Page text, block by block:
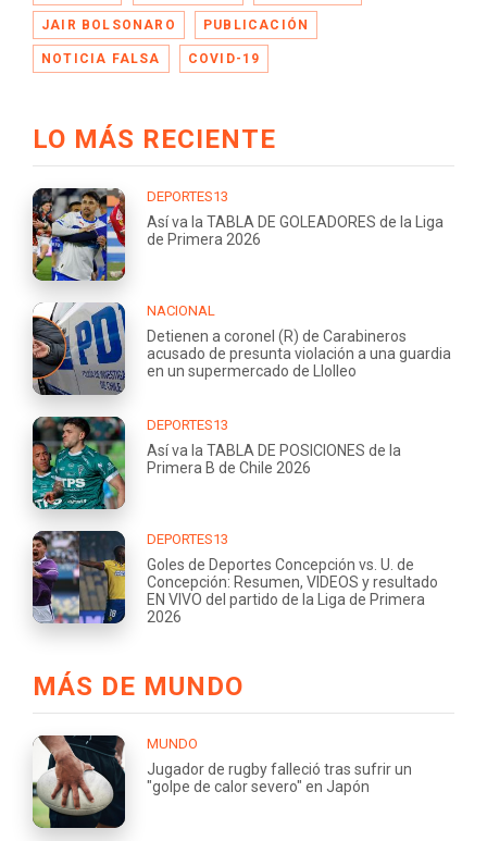
JAIR BOLSONARO PUBLICACIÓN
NOTICIA FALSA COVID-19
LO MÁS RECIENTE
DEPORTES13
Así va la TABLA DE GOLEADORES de la Liga
de Primera 2026
NACIONAL
Detienen a coronel (R) de Carabineros
acusado de presunta violación a una guardia
en un supermercado de Llolleo
DEPORTES13
Así va la TABLA DE POSICIONES de la
Primera B de Chile 2026
DEPORTES13
Goles de Deportes Concepción vs. U. de
Concepción: Resumen, VIDEOS y resultado
EN VIVO del partido de la Liga de Primera
2026
MÁS DE MUNDO
MUNDO
Jugador de rugby falleció tras sufrir un
"golpe de calor severo" en Japón